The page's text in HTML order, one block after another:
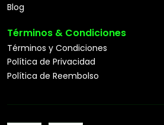
Blog
Términos & Condiciones
Términos y Condiciones
Política de Privacidad
Política de Reembolso